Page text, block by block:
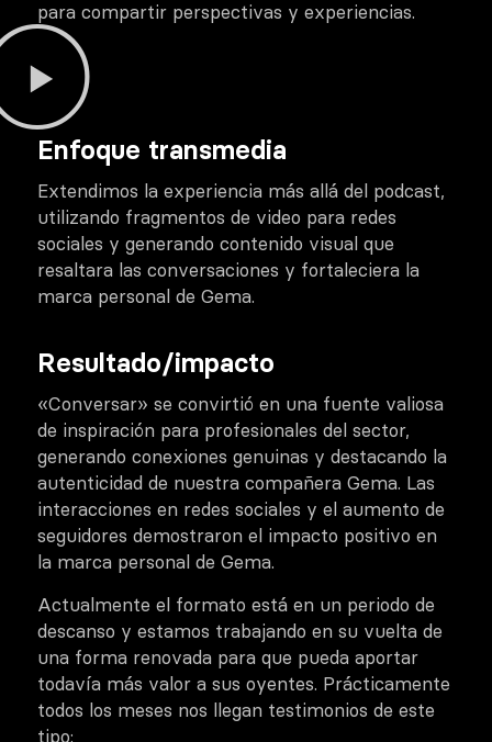
para compartir perspectivas y experiencias.
Enfoque transmedia
Extendimos la experiencia más allá del podcast,
utilizando fragmentos de video para redes
sociales y generando contenido visual que
resaltara las conversaciones y fortaleciera la
marca personal de Gema.
Resultado/impacto
«Conversar» se convirtió en una fuente valiosa
de inspiración para profesionales del sector,
generando conexiones genuinas y destacando la
autenticidad de nuestra compañera Gema. Las
interacciones en redes sociales y el aumento de
seguidores demostraron el impacto positivo en
la marca personal de Gema.
Actualmente el formato está en un periodo de
descanso y estamos trabajando en su vuelta de
una forma renovada para que pueda aportar
todavía más valor a sus oyentes. Prácticamente
todos los meses nos llegan testimonios de este
tipo: